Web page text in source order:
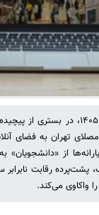
هفتمین نمایشگاه مجازی کتاب
از
پشت‌پرده رقابت
واکاوی می‌کند.